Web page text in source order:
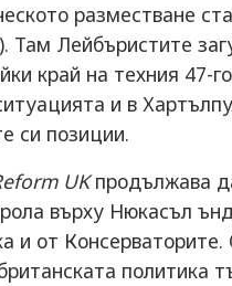
разместване
Там Лейбъристите
край на техния 47-
и в
си позиции.
UKпродължава
върху Нюкасъл
и от
политика